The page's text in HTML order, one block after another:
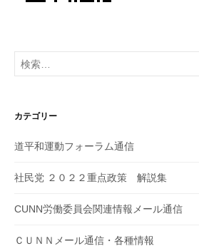
検
索:
カテゴリー
道平和運動フォーラム通信
社民党 ２０２２重点政策 解説集
CUNN労働委員会関連情報メール通信
ＣＵＮＮメール通信・各種情報